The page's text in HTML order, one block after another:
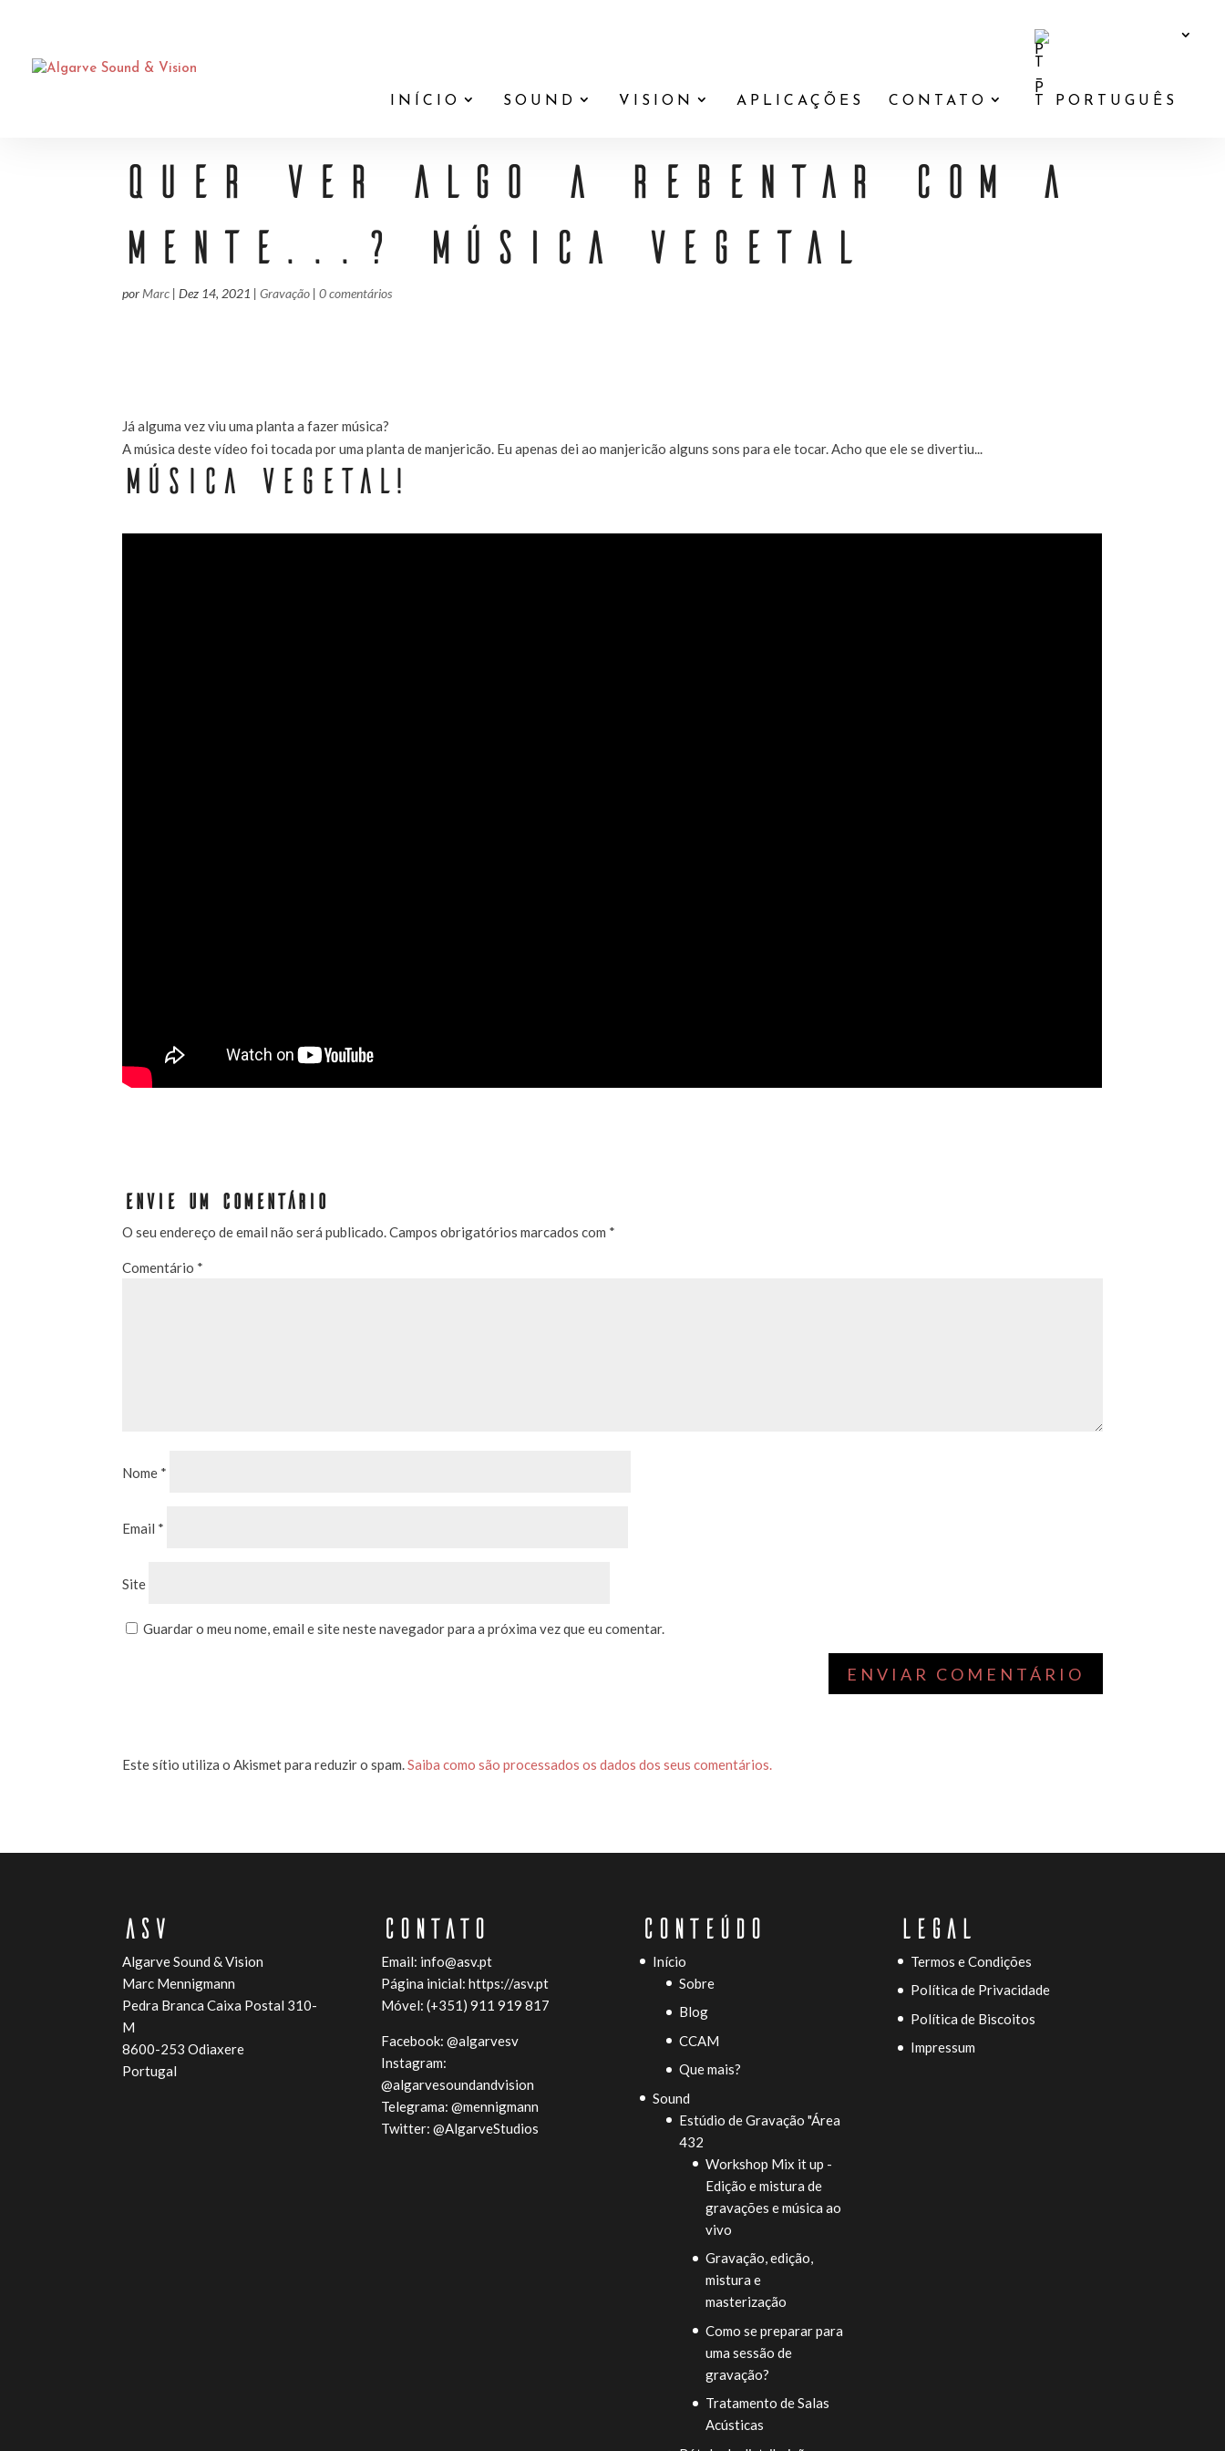
INÍCIO SOUND VISION APLICAÇÕES CONTATO PORTUGUÊS
QUER VER ALGO A REBENTAR COM A
MENTE...? MÚSICA VEGETAL
por Marc |Dez 14, 2021 |Gravação |0 comentários
Já alguma vez viu uma planta a fazer música?
A música deste vídeo foi tocada por uma planta de manjericão. Eu apenas dei ao manjericão alguns sons para ele tocar. Acho que ele se divertiu...
MÚSICA VEGETAL!
ENVIE UM COMENTÁRIO
O seu endereço de email não será publicado.Campos obrigatórios marcados com *
Comentário *
Nome *
Email *
Site
Guardar o meu nome, email e site neste navegador para a próxima vez que eu comentar.
Este sítio utiliza o Akismet para reduzir o spam.Saiba como são processados os dados dos seus comentários.
ASV
Algarve Sound & Vision
Marc Mennigmann
Pedra Branca Caixa Postal 310-
M
8600-253 Odiaxere
Portugal
CONTATO
Email: info@asv.pt
Página inicial: https://asv.pt
Móvel: (+351) 911 919 817
Facebook: @algarvesv
Instagram:
@algarvesoundandvision
Telegrama: @mennigmann
Twitter: @AlgarveStudios
CONTEÚDO
Início
Sobre
Blog
CCAM
Que mais?
Sound
Estúdio de Gravação "Área
432
Workshop Mix it up -
Edição e mistura de
gravações e música ao
vivo
Gravação, edição,
mistura e
masterização
Como se preparar para
uma sessão de
gravação?
Tratamento de Salas
Acústicas
LEGAL
Termos e Condições
Política de Privacidade
Política de Biscoitos
Impressum